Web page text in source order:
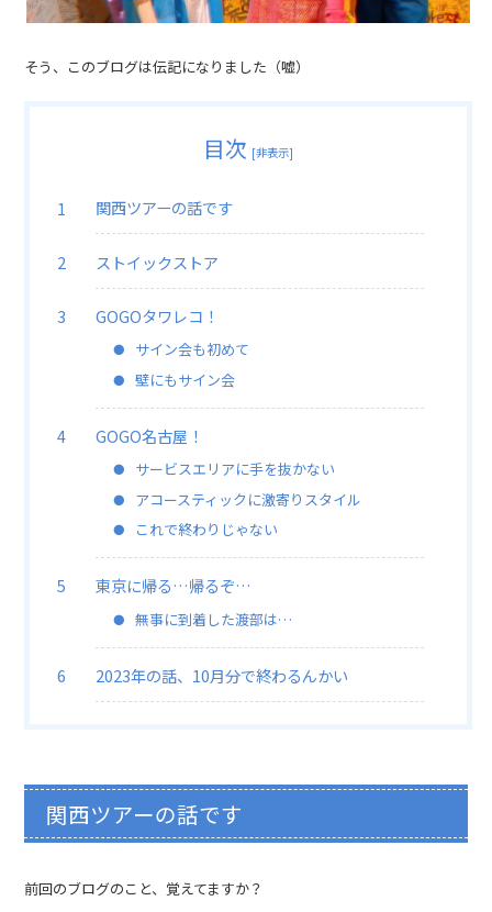
そう、このブログは伝記になりました（嘘）
目次 [非表示]
関西ツアーの話です
ストイックストア
GOGOタワレコ！
サイン会も初めて
壁にもサイン会
GOGO名古屋！
サービスエリアに手を抜かない
アコースティックに激寄りスタイル
これで終わりじゃない
東京に帰る…帰るぞ…
無事に到着した渡部は…
2023年の話、10月分で終わるんかい
関西ツアーの話です
前回のブログのこと、覚えてますか？